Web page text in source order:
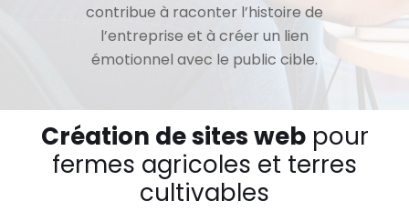
contribue à raconter l’histoire de
l’entreprise et à créer un lien
émotionnel avec le public cible.
Création de sites webpour
fermes agricoles et terres
cultivables